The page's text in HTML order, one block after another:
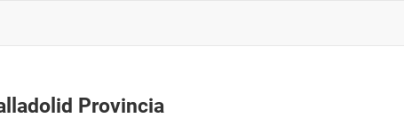
Provincia